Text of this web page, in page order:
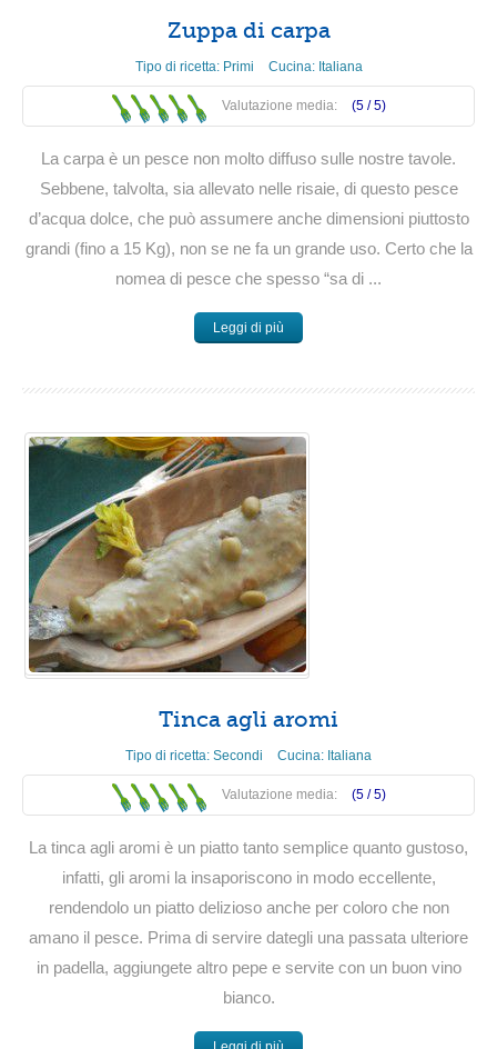
Zuppa di carpa
Tipo di ricetta: Primi Cucina: Italiana
Valutazione media: (5 /5)
La carpa è un pesce non molto diffuso sulle nostre tavole.
Sebbene, talvolta, sia allevato nelle risaie, di questo pesce
d’acqua dolce, che può assumere anche dimensioni piuttosto
grandi (fino a 15 Kg), non se ne fa un grande uso. Certo che la
nomea di pesce che spesso “sa di ...
Leggi di più
Tinca agli aromi
Tipo di ricetta: Secondi Cucina: Italiana
Valutazione media: (5 /5)
La tinca agli aromi è un piatto tanto semplice quanto gustoso,
infatti, gli aromi la insaporiscono in modo eccellente,
rendendolo un piatto delizioso anche per coloro che non
amano il pesce. Prima di servire dategli una passata ulteriore
in padella, aggiungete altro pepe e servite con un buon vino
bianco.